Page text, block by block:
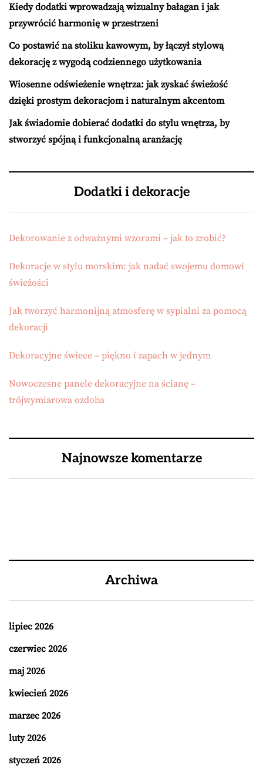
Kiedy dodatki wprowadzają wizualny bałagan i jak
przywrócić harmonię w przestrzeni
Co postawić na stoliku kawowym, by łączył stylową
dekorację z wygodą codziennego użytkowania
Wiosenne odświeżenie wnętrza: jak zyskać świeżość
dzięki prostym dekoracjom i naturalnym akcentom
Jak świadomie dobierać dodatki do stylu wnętrza, by
stworzyć spójną i funkcjonalną aranżację
Dodatki i dekoracje
Dekorowanie z odważnymi wzorami – jak to zrobić?
Dekoracje w stylu morskim: jak nadać swojemu domowi
świeżości
Jak tworzyć harmonijną atmosferę w sypialni za pomocą
dekoracji
Dekoracyjne świece – piękno i zapach w jednym
Nowoczesne panele dekoracyjne na ścianę –
trójwymiarowa ozdoba
Najnowsze komentarze
Archiwa
lipiec 2026
czerwiec 2026
maj 2026
kwiecień 2026
marzec 2026
luty 2026
styczeń 2026